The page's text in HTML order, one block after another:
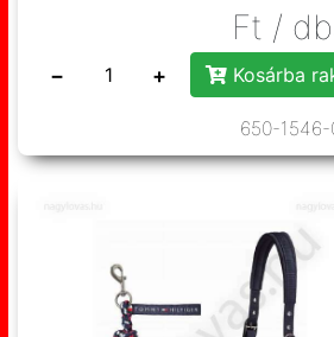
Ft / db
− + Kosárba
650-